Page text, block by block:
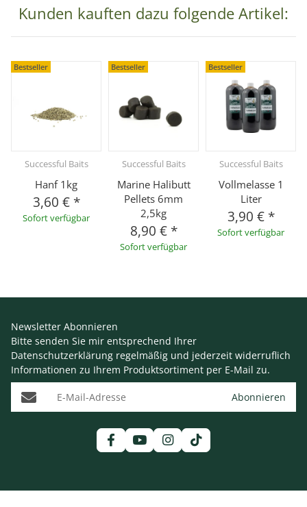
Kunden kauften dazu folgende Artikel:
Bestseller
Successful Baits
Hanf 1kg
3,60 € *
Sofort verfügbar
Bestseller
Successful Baits
Marine Halibutt
Pellets 6mm
2,5kg
8,90 € *
Sofort verfügbar
Bestseller
Successful Baits
Vollmelasse 1
Liter
3,90 € *
Sofort verfügbar
Newsletter Abonnieren
Bitte senden Sie mir entsprechend Ihrer
Datenschutzerklärung regelmäßig und jederzeit widerruflich
Informationen zu Ihrem Produktsortiment per E-Mail zu.
E-Mail-Adresse Abonnieren